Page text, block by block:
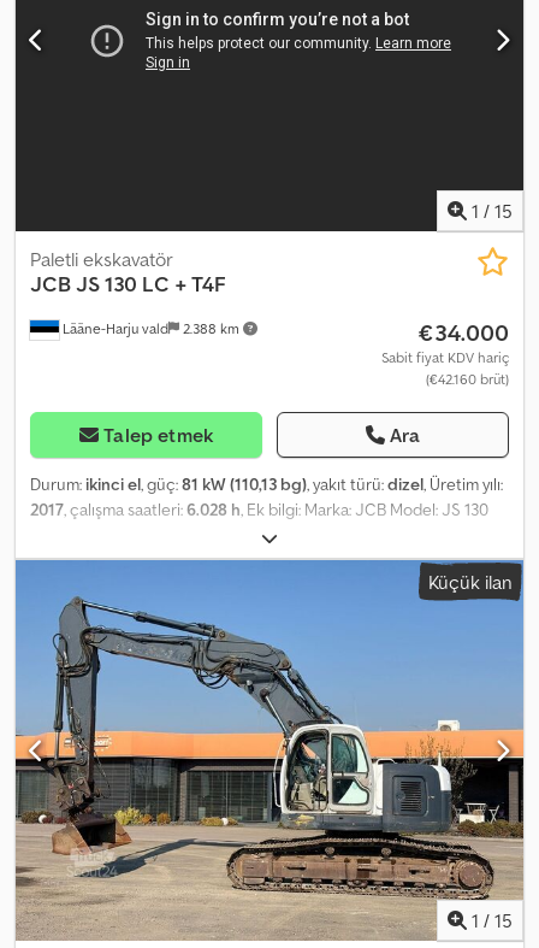
hendek temizleme kepçesi dahildir; Chjdpfozq A Ddsx Ap Isa = Ek
Bilgiler = Boş ağırlık: 19.000 kg Seri numarası: 1511/57169 Teslimat
koşulları: EXW Üretim ülkesi: FR Daha fazla bilgi için Frank Beck ile
1 / 15
Lääne-Harju vald 2.388 km
Paletli ekskavatör
JCBJS 130 LC + T4F
€34.000
Sabit fiyat KDV hariç
(€42.160 brüt)
Talep etmek Ara
Durum: ikinci el, güç:81 kW (110,13 bg), yakıt türü:dizel, Üretim yılı:
2017, çalışma saatleri:6.028 h, Ek bilgi: Marka: JCB Model: JS 130
LC + T4F Yıl: 2017 Codozd S Skepfx Ap Ieha Saat: 6028 Şasi
Numarası (VIN): JCBJS13FLH2424330 Motor: 444 TA4-81E E1C 81
kW Ağırlık: 13.875 kg Palet genişliği: 700 mm = Daha fazla bilgi = CE
işareti: evet Seri numarası: 17B2814
Küçük ilan
1 / 15